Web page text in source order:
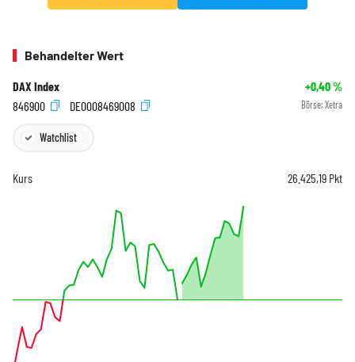
Behandelter Wert
DAX Index +0,40%
846900
DE0008469008 Börse: Xetra
Watchlist
Kurs 26.425,19 Pkt